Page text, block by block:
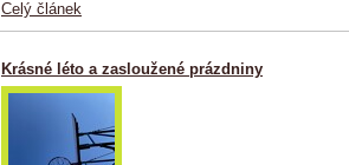
Celý článek
Krásné léto a zasloužené prázdniny